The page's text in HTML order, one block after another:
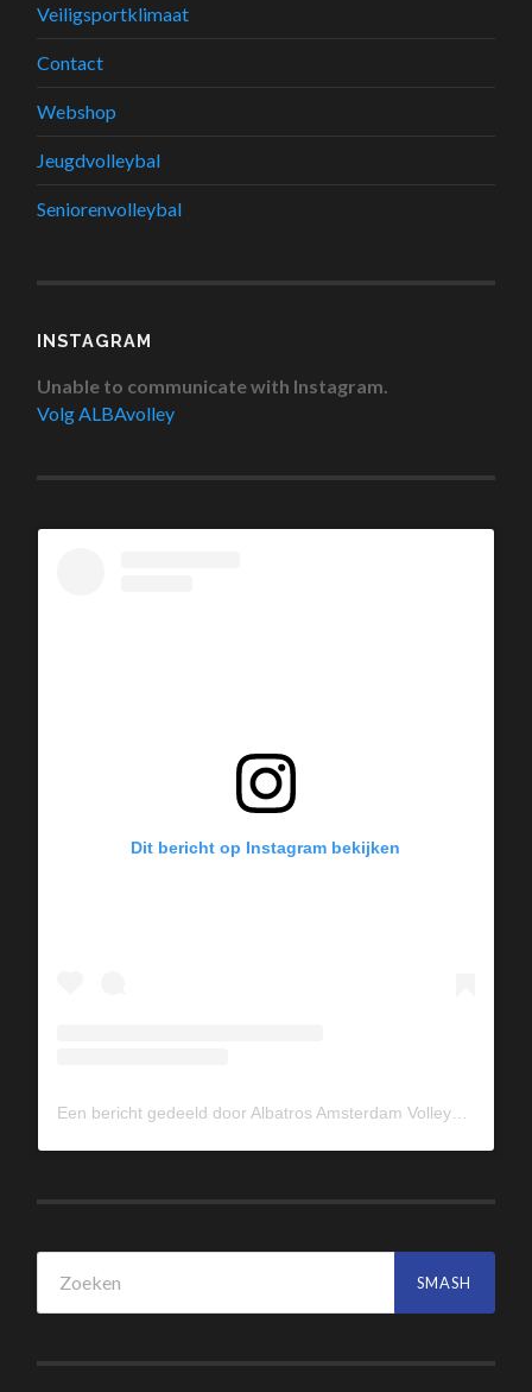
Veiligsportklimaat
Contact
Webshop
Jeugdvolleybal
Seniorenvolleybal
INSTAGRAM
Unable to communicate with Instagram.
Volg ALBAvolley
Dit bericht op Instagram bekijken